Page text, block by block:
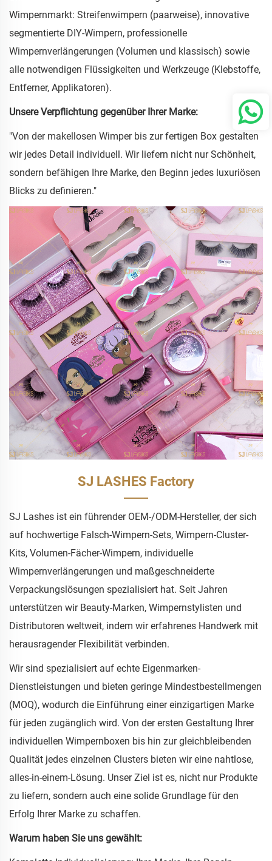
Wimpernmarkt: Streifenwimpern (paarweise), innovative
segmentierte DIY-Wimpern, professionelle
Wimpernverlängerungen (Volumen und klassisch) sowie
alle notwendigen Flüssigkeiten und Werkzeuge (Klebstoffe,
Entferner, Applikatoren).
Unsere Verpflichtung gegenüber Ihrer Marke:
"Von der makellosen Wimper bis zur fertigen Box gestalten
wir jedes Detail individuell. Wir liefern nicht nur Schönheit,
sondern befähigen Ihre Marke, den Beginn jedes luxuriösen
Blicks zu definieren."
SJ LASHES Factory
SJ Lashes ist ein führender OEM-/ODM-Hersteller, der sich
auf hochwertige Falsch-Wimpern-Sets, Wimpern-Cluster-
Kits, Volumen-Fächer-Wimpern, individuelle
Wimpernverlängerungen und maßgeschneiderte
Verpackungslösungen spezialisiert hat. Seit Jahren
unterstützen wir Beauty-Marken, Wimpernstylisten und
Distributoren weltweit, indem wir erfahrenes Handwerk mit
herausragender Flexibilität verbinden.
Wir sind spezialisiert auf echte Eigenmarken-
Dienstleistungen und bieten geringe Mindestbestellmengen
(MOQ), wodurch die Einführung einer einzigartigen Marke
für jeden zugänglich wird. Von der ersten Gestaltung Ihrer
individuellen Wimpernboxen bis hin zur gleichbleibenden
Qualität jedes einzelnen Clusters bieten wir eine nahtlose,
alles-in-einem-Lösung. Unser Ziel ist es, nicht nur Produkte
zu liefern, sondern auch eine solide Grundlage für den
Erfolg Ihrer Marke zu schaffen.
Warum haben Sie uns gewählt: